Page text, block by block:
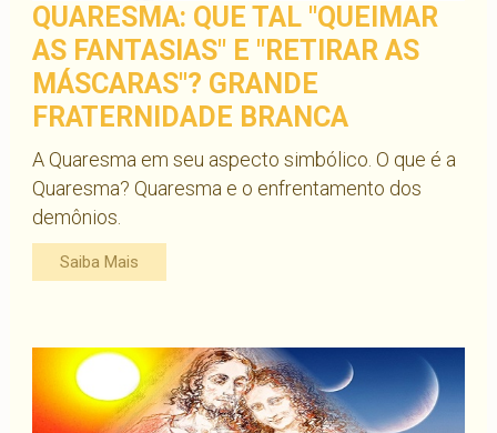
QUARESMA: QUE TAL "QUEIMAR
AS FANTASIAS" E "RETIRAR AS
MÁSCARAS"? GRANDE
FRATERNIDADE BRANCA
A Quaresma em seu aspecto simbólico. O que é a
Quaresma? Quaresma e o enfrentamento dos
demônios.
Saiba Mais